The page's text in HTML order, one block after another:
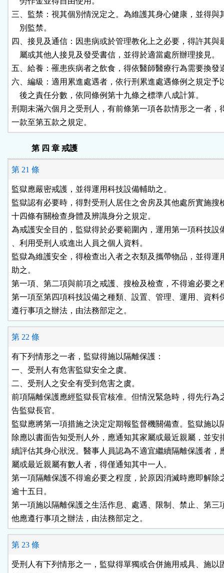
三、監禁：視其個別情況定之。為維護其身心健康，並得與
    別監禁。
四、接見及通信：因患病或於管理教化上之必要，得許其與
    屬或其他人接見及發受書信，並得於適當處所辦理接見。
五、給養：罹患疾病者之飲食，得依醫師醫療行為需要換發
六、編級：適用累進處遇者，依行刑累進處遇條例之規定予
    後之責任分數，依同條例第十九條之標準八成計算。
刑期未滿六個月之受刑人，有前條第一項各款情形之一者，
一款至第五款之規定。
第 四 章 戒護
第 21 條
監獄應嚴密戒護，並得運用科技設備輔助之。
監獄認有必要時，得對受刑人居住之舍房及其他處所實施搜
十四條有關檢查身體及辨識身分之規定。
為戒護安全目的，監獄得於必要範圍內，運用第一項科技設
、利用受刑人或進出人員之個人資料。
監獄為維護安全，得檢查出入者之衣類及攜帶物品，並得運
助之。
第一項、第二項與前項之戒護、搜檢及檢查，不得逾必要之
第一項至第四項科技設備之種類、設置、管理、運用、資料
遵行事項之辦法，由法務部定之。
第 22 條
有下列情形之一者，監獄得施以隔離保護：
一、受刑人有危害監獄安全之虞。
二、受刑人之安全有受到危害之虞。
前項隔離保護應經監獄長官核准。但情況緊急時，得先行為
告監獄長官。
監獄應將第一項措施之決定定期報監督機關備查。監獄施以
除應以書面告知受刑人外，應通知其家屬或最近親屬，並安
續評估其身心狀況。醫事人員認為不適宜繼續隔離保護者，
屬或最近親屬有數人者，得僅通知其中一人。
第一項隔離保護不得逾必要之程度，於原因消滅時應即解除
逾十五日。
第一項施以隔離保護之生活作息、處遇、限制、禁止、第三
他應遵行事項之辦法，由法務部定之。
第 23 條
受刑人有下列情形之一，監獄得單獨或合併施用戒具、施以